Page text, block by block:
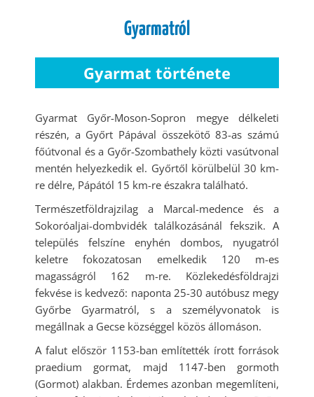
Gyarmatról
Gyarmat története
Gyarmat Győr-Moson-Sopron megye délkeleti
részén, a Győrt Pápával összekötő 83-as számú
főútvonal és a Győr-Szombathely közti vasútvonal
mentén helyezkedik el. Győrtől körülbelül 30 km-
re délre, Pápától 15 km-re északra található.
Természetföldrajzilag a Marcal-medence és a
Sokoróaljai-dombvidék találkozásánál fekszik. A
település felszíne enyhén dombos, nyugatról
keletre fokozatosan emelkedik 120 m-es
magasságról 162 m-re. Közlekedésföldrajzi
fekvése is kedvező: naponta 25-30 autóbusz megy
Győrbe Gyarmatról, s a személyvonatok is
megállnak a Gecse községgel közös állomáson.
A falut először 1153-ban említették írott források
praedium gormat, majd 1147-ben gormoth
(Gormot) alakban. Érdemes azonban megemlíteni,